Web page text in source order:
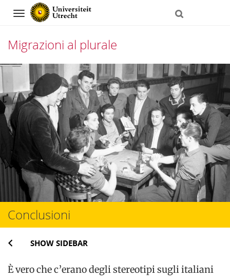
Navigation
Migrazioni al plurale
Skip
to
content
Conclusioni
SHOW SIDEBAR
È vero che c’erano degli stereotipi sugli italiani